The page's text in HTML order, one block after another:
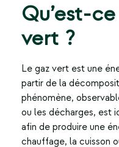
Qu’est-
vert ?
Le gaz vert est une
partir de la
phénomène,
ou les décharges, est
afin de produire une
chauffage, la cuisson